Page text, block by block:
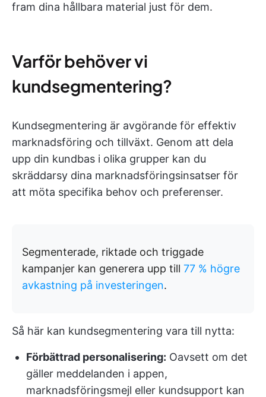
fram dina hållbara material just för dem.
Varför behöver vi
kundsegmentering?
Kundsegmentering är avgörande för effektiv
marknadsföring och tillväxt. Genom att dela
upp din kundbas i olika grupper kan du
skräddarsy dina marknadsföringsinsatser för
att möta specifika behov och preferenser.
Segmenterade, riktade och triggade
kampanjer kan generera upp till 77 % högre
avkastning på investeringen.
Så här kan kundsegmentering vara till nytta:
Förbättrad personalisering: Oavsett om det
gäller meddelanden i appen,
marknadsföringsmejl eller kundsupport kan